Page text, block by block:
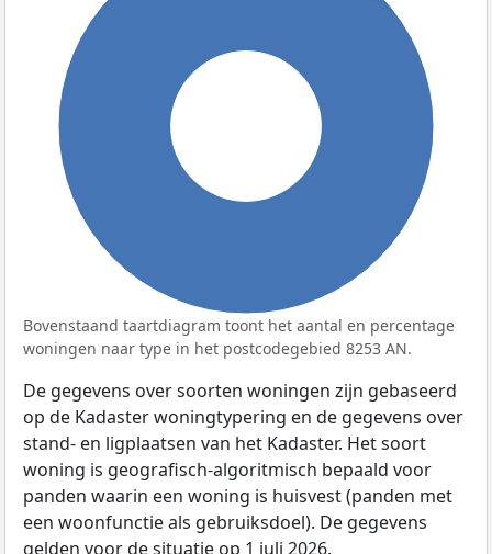
Bovenstaand taartdiagram toont het aantal en percentage
woningen naar type in het postcodegebied 8253 AN.
De gegevens over soorten woningen zijn gebaseerd
op de Kadaster woningtypering en de gegevens over
stand- en ligplaatsen van het Kadaster. Het soort
woning is geografisch-algoritmisch bepaald voor
panden waarin een woning is huisvest (panden met
een woonfunctie als gebruiksdoel). De gegevens
gelden voor de situatie op 1 juli 2026.